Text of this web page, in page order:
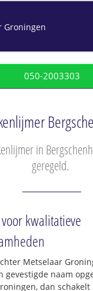
Groningen
050-2003303
in
geregeld.
kwalitatieve
Metselaar
gevestigde naam
dan schakelt